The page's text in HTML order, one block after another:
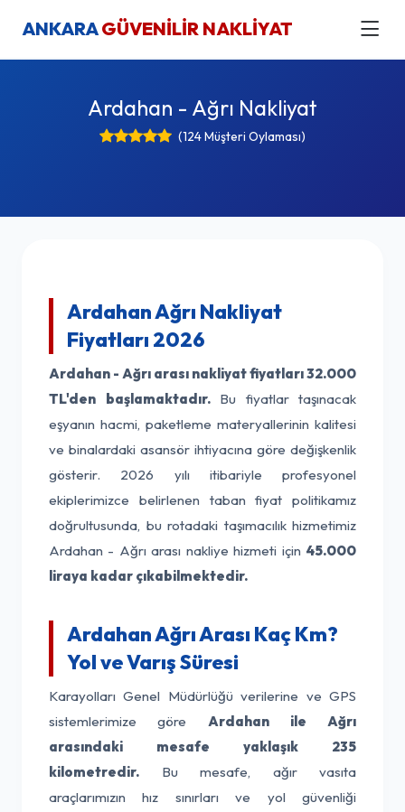
ANKARAGÜVENİLİR NAKLİYAT
Ardahan - Ağrı Nakliyat
(124 Müşteri Oylaması)
Ardahan Ağrı Nakliyat
Fiyatları 2026
Ardahan - Ağrı arası nakliyat fiyatları32.000
TL'den başlamaktadır.Bu fiyatlar taşınacak
eşyanın hacmi, paketleme materyallerinin kalitesi
ve binalardaki asansör ihtiyacına göre değişkenlik
gösterir. 2026 yılı itibariyle profesyonel
ekiplerimizce belirlenen taban fiyat politikamız
doğrultusunda, bu rotadaki taşımacılık hizmetimiz
Ardahan - Ağrı arası nakliye hizmeti için 45.000
liraya kadar çıkabilmektedir.
Ardahan Ağrı Arası Kaç Km?
Yol ve Varış Süresi
Karayolları Genel Müdürlüğü verilerine ve GPS
sistemlerimize göre Ardahan ile Ağrı
arasındaki mesafe yaklaşık 235
kilometredir. Bu mesafe, ağır vasıta
araçlarımızın hız sınırları ve yol güvenliği